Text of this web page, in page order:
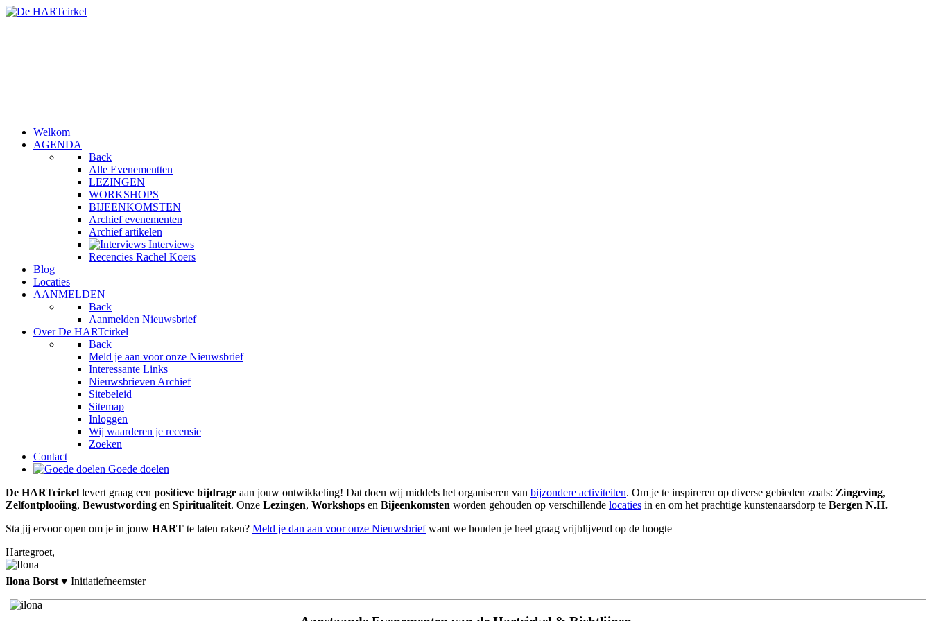
Welkom
AGENDA
Back
Alle Evenementten
LEZINGEN
WORKSHOPS
BIJEENKOMSTEN
Archief evenementen
Archief artikelen
Interviews
Recencies Rachel Koers
Blog
Locaties
AANMELDEN
Back
Aanmelden Nieuwsbrief
Over De HARTcirkel
Back
Meld je aan voor onze Nieuwsbrief
Interessante Links
Nieuwsbrieven Archief
Sitebeleid
Sitemap
Inloggen
Wij waarderen je recensie
Zoeken
Contact
Goede doelen
De HARTcirkel levert graag een positieve bijdrage aan jouw ontwikkeling! Dat doen wij middels het organiseren van bijzondere activiteiten. Om je te inspireren op diverse gebieden zoals: Zingeving,
Zelfontplooiing, Bewustwording en Spiritualiteit. Onze Lezingen, Workshops en Bijeenkomsten worden gehouden op verschillende locaties in en om het prachtige kunstenaarsdorp te Bergen N.H.
Sta jij ervoor open om je in jouw HART te laten raken? Meld je dan aan voor onze Nieuwsbriefwant we houden je heel graag vrijblijvend op de hoogte
Hartegroet,
Ilona Borst ♥ Initiatiefneemster